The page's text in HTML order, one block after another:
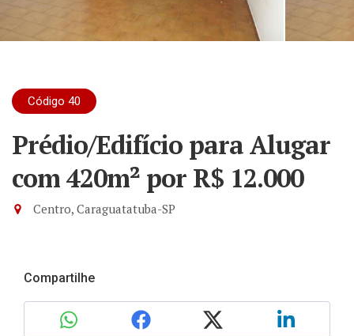
Código 40
Prédio/Edifício para Alugar
com 420m² por R$ 12.000
Centro, Caraguatatuba-SP
Compartilhe